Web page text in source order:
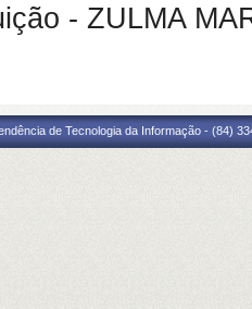
- ZULMA
de Tecnologia da Informação - (84)